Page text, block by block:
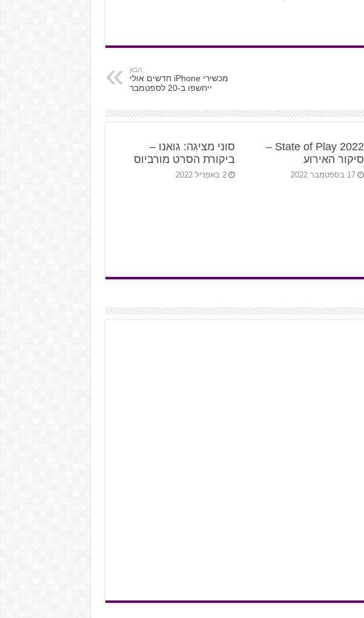
הבא
מכשירי iPhone חדשים אולי
ייחשפו ב-20 לספטמבר
State of Play 2022 –
סיקור האירוע
17 בספטמבר 2022
סוני מציגה: גואנו –
ביקורת הסרט מורביוס
2 באפריל 2022